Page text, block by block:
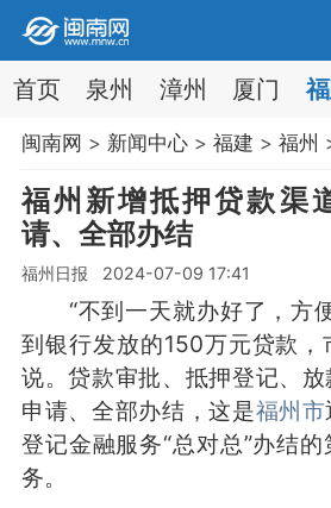
首页 泉州 漳州 厦门
闽南网 > 新闻中心> 福建 > 福州
福州新增抵押贷款渠
请、全部办结
福州日报 2024-07-09 17:41
“不到一天就办好了，方
到银行发放的150万元贷款
说。贷款审批、抵押登记、
申请、全部办结，这是福州市
登记金融服务“总对总”办结
务。